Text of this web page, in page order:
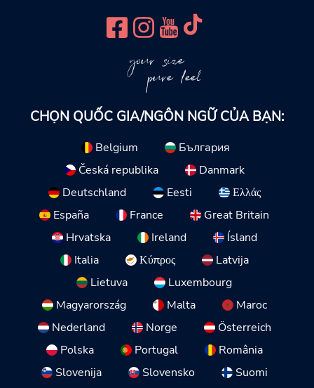
your size
pure feel
CHỌN QUỐC GIA/NGÔN NGỮ CỦA BẠN:
Belgium
България
Česká republika
Danmark
Deutschland
Eesti
Ελλάς
España
France
Great Britain
Hrvatska
Ireland
Ísland
Italia
Κύπρος
Latvija
Lietuva
Luxembourg
Magyarország
Malta
Maroc
Nederland
Norge
Österreich
Polska
Portugal
România
Slovenija
Slovensko
Suomi